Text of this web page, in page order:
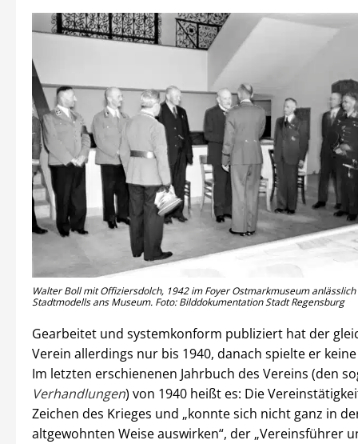
Walter Boll mit Offiziersdolch, 1942 im Foyer Ostmarkmuseum
Stadtmodells ans Museum. Foto: Bilddokumentation Stadt Regensburg
Gearbeitet und systemkonform publiziert hat der
Verein allerdings nur bis 1940, danach spielte er
Im letzten erschienenen Jahrbuch des Vereins (den
Verhandlungen) von 1940 heißt es: Die
Zeichen des Krieges und „konnte sich nicht ganz in
altgewohnten Weise auswirken“, der „Vereinsführer